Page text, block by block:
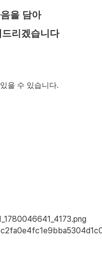
을 담아
리겠습니다
을 수 있습니다.